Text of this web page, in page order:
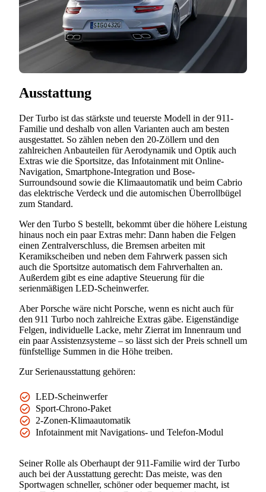
Ausstattung
Der Turbo ist das stärkste und teuerste Modell in der 911-
Familie und deshalb von allen Varianten auch am besten
ausgestattet. So zählen neben den 20-Zöllern und den
zahlreichen Anbauteilen für Aerodynamik und Optik auch
Extras wie die Sportsitze, das Infotainment mit Online-
Navigation, Smartphone-Integration und Bose-
Surroundsound sowie die Klimaautomatik und beim Cabrio
das elektrische Verdeck und die automischen Überrollbügel
zum Standard.
Wer den Turbo S bestellt, bekommt über die höhere Leistung
hinaus noch ein paar Extras mehr: Dann haben die Felgen
einen Zentralverschluss, die Bremsen arbeiten mit
Keramikscheiben und neben dem Fahrwerk passen sich
auch die Sportsitze automatisch dem Fahrverhalten an.
Außerdem gibt es eine adaptive Steuerung für die
serienmäßigen LED-Scheinwerfer.
Aber Porsche wäre nicht Porsche, wenn es nicht auch für
den 911 Turbo noch zahlreiche Extras gäbe. Eigenständige
Felgen, individuelle Lacke, mehr Zierrat im Innenraum und
ein paar Assistenzsysteme – so lässt sich der Preis schnell um
fünfstellige Summen in die Höhe treiben.
Zur Serienausstattung gehören:
LED-Scheinwerfer
Sport-Chrono-Paket
2-Zonen-Klimaautomatik
Infotainment mit Navigations- und Telefon-Modul
Seiner Rolle als Oberhaupt der 911-Familie wird der Turbo
auch bei der Ausstattung gerecht: Das meiste, was den
Sportwagen schneller, schöner oder bequemer macht, ist